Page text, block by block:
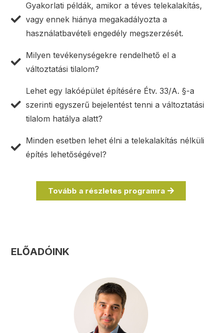
Gyakorlati példák, amikor a téves telekalakítás,
vagy ennek hiánya megakadályozta a
használatbavételi engedély megszerzését.
Milyen tevékenységekre rendelhető el a
változtatási tilalom?
Lehet egy lakóépület építésére Étv. 33/A. §-a
szerinti egyszerű bejelentést tenni a változtatási
tilalom hatálya alatt?
Minden esetben lehet élni a telekalakítás nélküli
építés lehetőségével?
Tovább a részletes programra
ELŐADÓINK